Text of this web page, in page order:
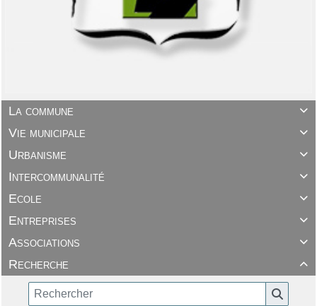

La commune

Vie municipale

Urbanisme

Intercommunalité

Ecole

Entreprises

Associations

Recherche